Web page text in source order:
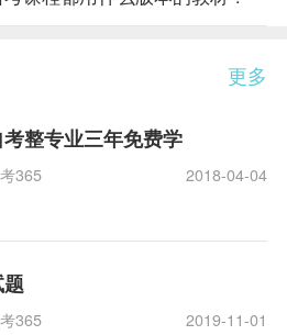
更多
考整专业三年免费学
365 2018-04-04
365 2019-11-01